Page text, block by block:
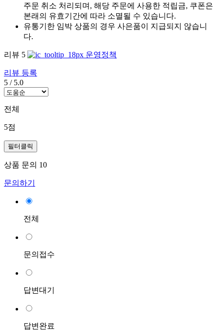
주문 취소 처리되며, 해당 주문에 사용한 적립금, 쿠폰은
본래의 유효기간에 따라 소멸될 수 있습니다.
유통기한 임박 상품의 경우 사은품이 지급되지 않습니
다.
리뷰 5 운영정책
리뷰 등록
5 / 5.0
전체
5점
필터클릭
상품 문의 10
문의하기
전체
문의접수
답변대기
답변완료